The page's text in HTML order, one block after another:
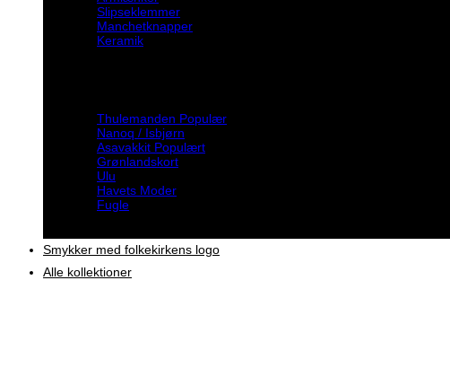
Slipseklemmer
Manchetknapper
Keramik
Thulemanden
Nanoq / Isbjørn
Asavakkit
Grønlandskort
Ulu
Havets Moder
Fugle
Smykker med folkekirkens logo
Alle kollektioner